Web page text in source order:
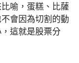
喻，蛋糕、比薩
會因為切割的動
這就是股票分